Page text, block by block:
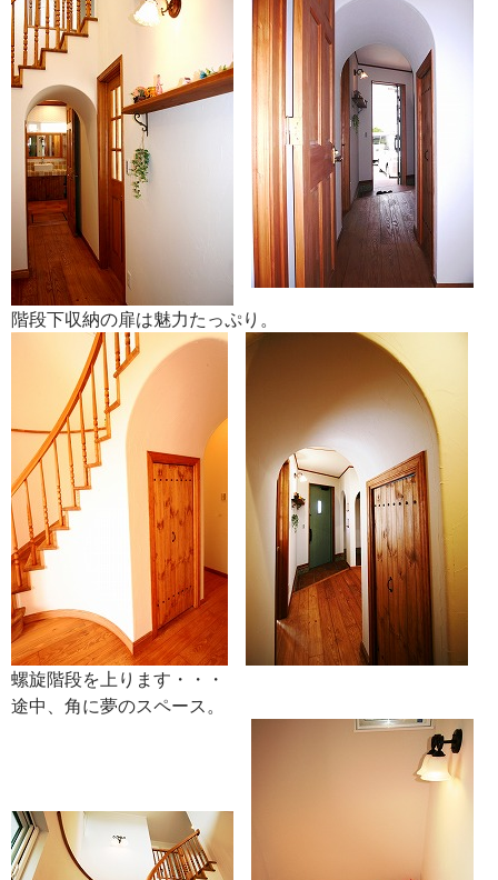
階段下収納の扉は魅力たっぷり。
螺旋階段を上ります・・・
途中、角に夢のスペース。